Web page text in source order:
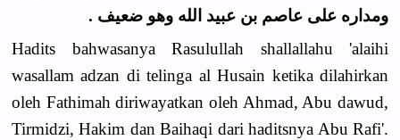
ومداره على عاصم بن عبيد الله وهو ضعيف .
Hadits bahwasanya Rasulullah shallallahu 'alaihi
wasallam adzan di telinga al Husain ketika dilahirkan
oleh Fathimah diriwayatkan oleh Ahmad, Abu dawud,
Tirmidzi, Hakim dan Baihaqi dari haditsnya Abu Rafi'.